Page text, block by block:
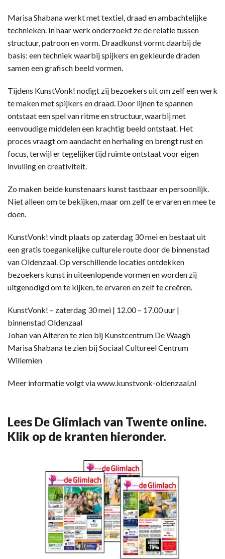
Marisa Shabana werkt met textiel, draad en ambachtelijke
technieken. In haar werk onderzoekt ze de relatie tussen
structuur, patroon en vorm. Draadkunst vormt daarbij de
basis: een techniek waarbij spijkers en gekleurde draden
samen een grafisch beeld vormen.
Tijdens KunstVonk! nodigt zij bezoekers uit om zelf een werk
te maken met spijkers en draad. Door lijnen te spannen
ontstaat een spel van ritme en structuur, waarbij met
eenvoudige middelen een krachtig beeld ontstaat. Het
proces vraagt om aandacht en herhaling en brengt rust en
focus, terwijl er tegelijkertijd ruimte ontstaat voor eigen
invulling en creativiteit.
Zo maken beide kunstenaars kunst tastbaar en persoonlijk.
Niet alleen om te bekijken, maar om zelf te ervaren en mee te
doen.
KunstVonk! vindt plaats op zaterdag 30 mei en bestaat uit
een gratis toegankelijke culturele route door de binnenstad
van Oldenzaal. Op verschillende locaties ontdekken
bezoekers kunst in uiteenlopende vormen en worden zij
uitgenodigd om te kijken, te ervaren en zelf te creëren.
KunstVonk! – zaterdag 30 mei | 12.00 – 17.00 uur |
binnenstad Oldenzaal
Johan van Alteren te zien bij Kunstcentrum De Waagh
Marisa Shabana te zien bij Sociaal Cultureel Centrum
Willemien
Meer informatie volgt via www.kunstvonk-oldenzaal.nl
Lees De Glimlach van Twente online.
Klik op de kranten hieronder.